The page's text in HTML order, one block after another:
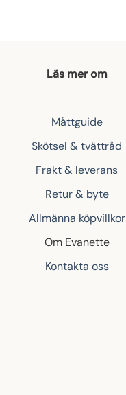
Läs mer om
Måttguide
Skötsel & tvättråd
Frakt & leverans
Retur & byte
Allmänna köpvillkor
Om Evanette
Kontakta oss